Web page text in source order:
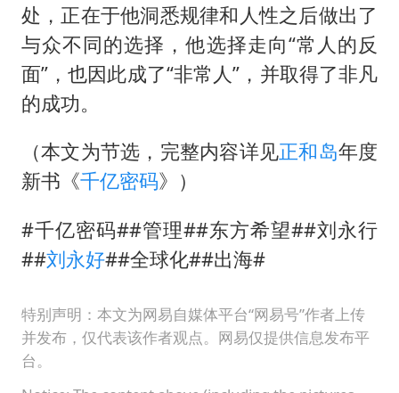
处，正在于他洞悉规律和人性之后做出了
与众不同的选择，他选择走向“常人的反
面”，也因此成了“非常人”，并取得了非凡
的成功。
（本文为节选，完整内容详见正和岛年度
新书《千亿密码》）
#千亿密码##管理##东方希望##刘永行
##刘永好##全球化##出海#
特别声明：本文为网易自媒体平台“网易号”作者上传
并发布，仅代表该作者观点。网易仅提供信息发布平
台。